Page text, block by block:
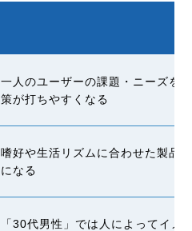
一人のユーザーの課題・ニーズを
策が打ちやすくなる
嗜好や生活リズムに合わせた製品
になる
「30代男性」では人によってイ